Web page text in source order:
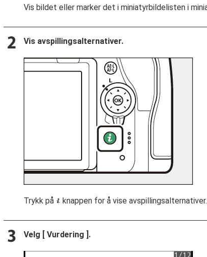
Vis bildet eller marker det i miniatyrbildelisten i
Vis avspillingsalternativer.
Trykk på i knappen for å vise avspillingsalternativer.
Velg [ Vurdering ].